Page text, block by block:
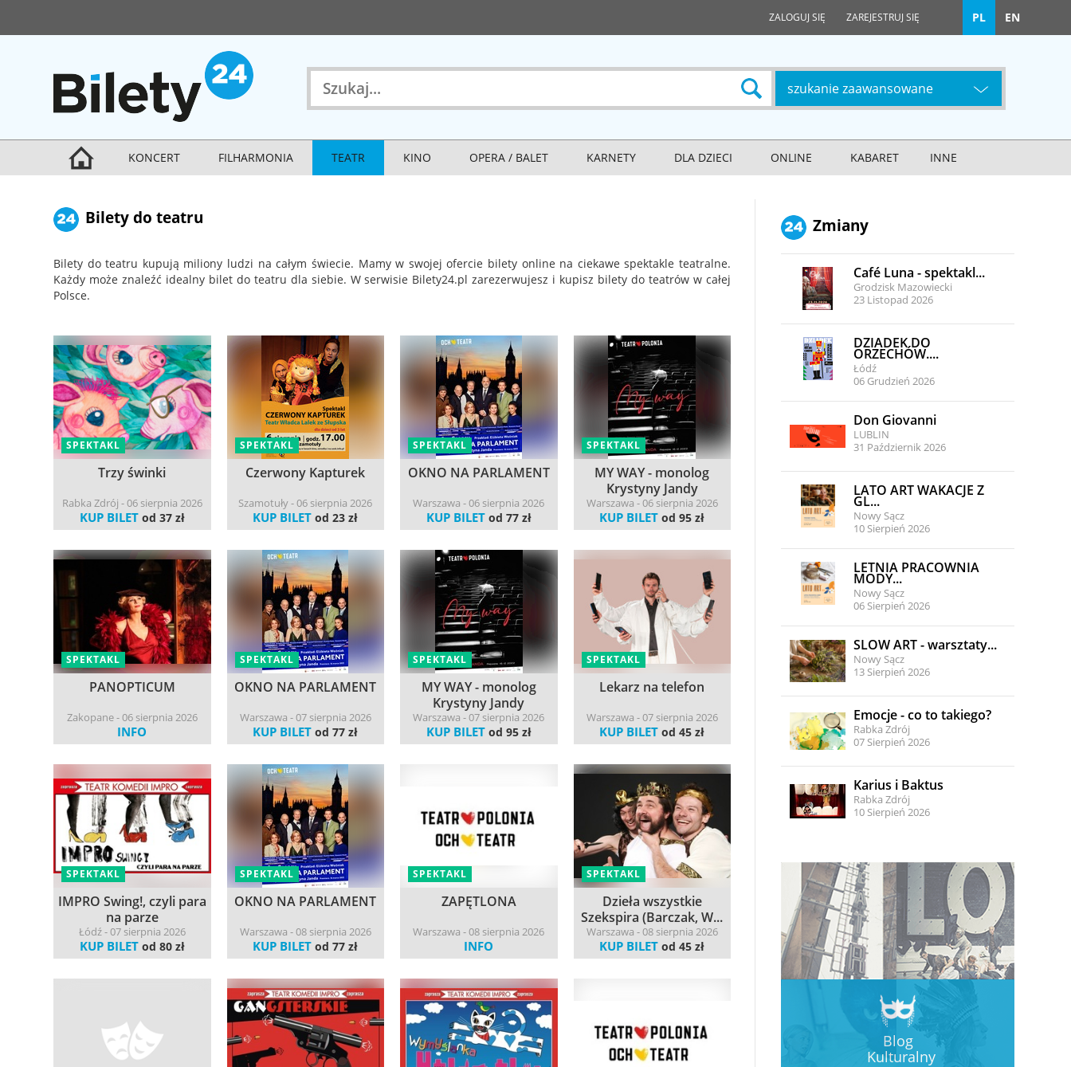
EN
PL
ZAREJESTRUJ SIĘ
ZALOGUJ SIĘ
szukanie zaawansowane
KONCERT FILHARMONIA TEATR KINO OPERA / BALET KARNETY DLA DZIECI ONLINE KABARET INNE
Bilety do teatru
Bilety do teatru kupują miliony ludzi na całym świecie. Mamy w swojej ofercie bilety online na ciekawe spektakle teatralne.
Każdy może znaleźć idealny bilet do teatru dla siebie. W serwisie Bilety24.pl zarezerwujesz i kupisz bilety do teatrów w całej
Polsce.
SPEKTAKL
Trzy świnki
Rabka Zdrój - 06 sierpnia 2026
KUP BILET od 37 zł
SPEKTAKL
Czerwony Kapturek
Szamotuły - 06 sierpnia 2026
KUP BILET od 23 zł
SPEKTAKL
OKNO NA PARLAMENT
Warszawa - 06 sierpnia 2026
KUP BILET od 77 zł
SPEKTAKL
MY WAY - monolog
Krystyny Jandy
Warszawa - 06 sierpnia 2026
KUP BILET od 95 zł
SPEKTAKL
PANOPTICUM
Zakopane - 06 sierpnia 2026
INFO
SPEKTAKL
OKNO NA PARLAMENT
Warszawa - 07 sierpnia 2026
KUP BILET od 77 zł
SPEKTAKL
MY WAY - monolog
Krystyny Jandy
Warszawa - 07 sierpnia 2026
KUP BILET od 95 zł
SPEKTAKL
Lekarz na telefon
Warszawa - 07 sierpnia 2026
KUP BILET od 45 zł
SPEKTAKL
IMPRO Swing!, czyli para
na parze
Łódź - 07 sierpnia 2026
KUP BILET od 80 zł
SPEKTAKL
OKNO NA PARLAMENT
Warszawa - 08 sierpnia 2026
KUP BILET od 77 zł
SPEKTAKL
ZAPĘTLONA
Warszawa - 08 sierpnia 2026
INFO
SPEKTAKL
Dzieła wszystkie
Szekspira (Barczak, W...
Warszawa - 08 sierpnia 2026
KUP BILET od 45 zł
Zmiany
Café Luna - spektakl...
Grodzisk Mazowiecki
23 Listopad 2026
DZIADEK DO
ORZECHÓW....
Łódź
06 Grudzień 2026
Don Giovanni
LUBLIN
31 Październik 2026
LATO ART WAKACJE Z
GL...
Nowy Sącz
10 Sierpień 2026
LETNIA PRACOWNIA
MODY...
Nowy Sącz
06 Sierpień 2026
SLOW ART - warsztaty...
Nowy Sącz
13 Sierpień 2026
Emocje - co to takiego?
Rabka Zdrój
07 Sierpień 2026
Karius i Baktus
Rabka Zdrój
10 Sierpień 2026
Blog
Kulturalny